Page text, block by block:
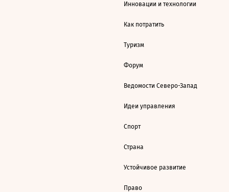
Инновации и технологии
Как потратить
Туризм
Форум
Ведомости Северо-Запад
Идеи управления
Спорт
Страна
Устойчивое развитие
Право